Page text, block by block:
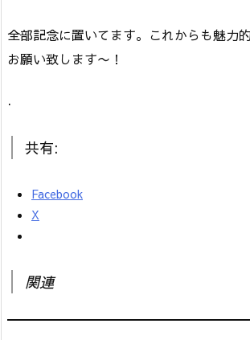
全部記念に置いてます。これからも魅力
お願い致します〜！
.
共有:
Facebook
X
関連